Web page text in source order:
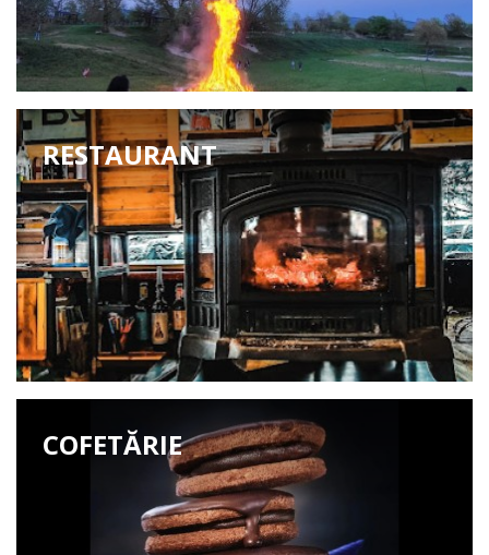
RESTAURANT
COFETĂRIE